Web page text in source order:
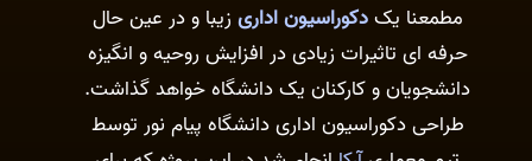
مطمعنا یکدکوراسیون اداری زیبا و در عین حال
حرفه ای تاثیرات زیادی در افزایش روحیه و انگیزه
دانشجویان و کارکنان یک دانشگاه خواهد گذاشت.
طراحی دکوراسیون اداری دانشگاه پیام نور توسط